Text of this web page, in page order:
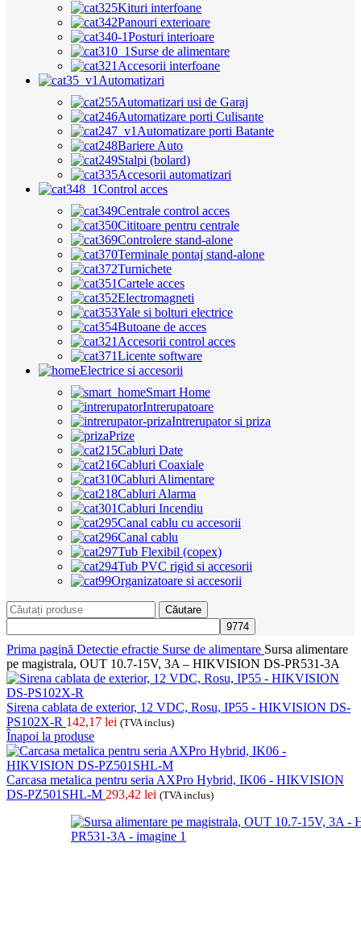
Kituri interfoane
Panouri exterioare
Posturi interioare
Surse de alimentare
Accesorii interfoane
Automatizari
Automatizari usi de Garaj
Automatizare porti Culisante
Automatizare porti Batante
Bariere Auto
Stalpi (bolard)
Accesorii automatizari
Control acces
Centrale control acces
Cititoare pentru centrale
Controlere stand-alone
Terminale pontaj stand-alone
Turnichete
Cartele acces
Electromagneti
Yale si bolturi electrice
Butoane de acces
Accesorii control acces
Licente software
Electrice si accesorii
Smart Home
Intrerupatoare
Intrerupator si priza
Prize
Cabluri Date
Cabluri Coaxiale
Cabluri Alimentare
Cabluri Alarma
Cabluri Incendiu
Canal cablu cu accesorii
Canal cablu
Tub Flexibil (copex)
Tub PVC rigid si accesorii
Organizatoare si accesorii
Căutare
Prima pagină Detectie efractie Surse de alimentare Sursa alimentare
pe magistrala, OUT 10.7-15V, 3A – HIKVISION DS-PR531-3A
Sirena cablata de exterior, 12 VDC, Rosu, IP55 - HIKVISION DS-
PS102X-R 142,17 lei (TVA inclus)
Înapoi la produse
Carcasa metalica pentru seria AXPro Hybrid, IK06 - HIKVISION
DS-PZ501SHL-M 293,42 lei (TVA inclus)